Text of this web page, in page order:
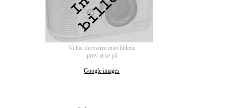
Vi har desværre intet billede
prøv at se på
Google images